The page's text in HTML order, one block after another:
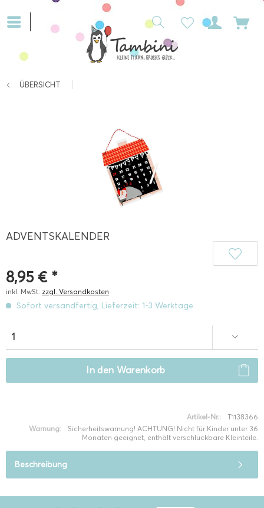
ÜBERSICHT
ADVENTSKALENDER
8,95 € *
inkl. MwSt. zzgl. Versandkosten
Sofort versandfertig, Lieferzeit: 1-3 Werktage
In den Warenkorb
Artikel-Nr.:
T1138366
Warnung:
Sicherheitswarnung! ACHTUNG! Nicht für Kinder unter 36
Monaten geeignet, enthält verschluckbare Kleinteile.
Beschreibung